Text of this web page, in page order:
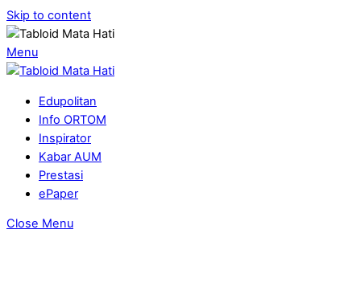
Skip to content
Menu
Edupolitan
Info ORTOM
Inspirator
Kabar AUM
Prestasi
ePaper
Close Menu